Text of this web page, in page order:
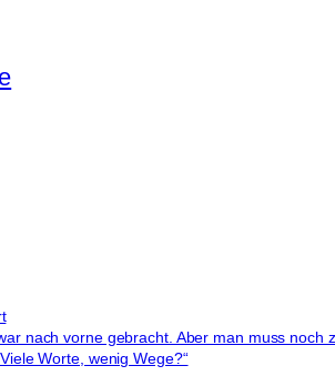
nach vorne gebracht. Aber man muss
Worte, wenig Wege?“